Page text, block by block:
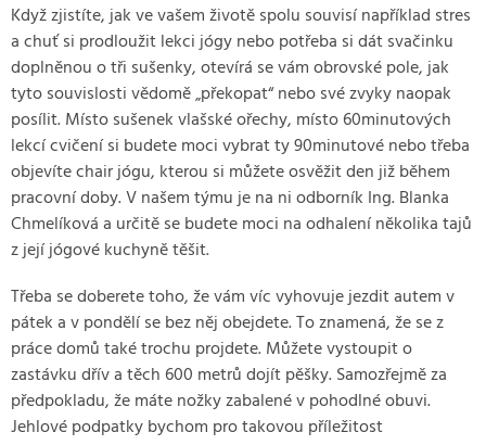
Když zjistíte, jak ve vašem životě spolu souvisí například stres
a chuť si prodloužit lekci jógy nebo potřeba si dát svačinku
doplněnou o tři sušenky, otevírá se vám obrovské pole, jak
tyto souvislosti vědomě „překopat“ nebo své zvyky naopak
posílit. Místo sušenek vlašské ořechy, místo 60minutových
lekcí cvičení si budete moci vybrat ty 90minutové nebo třeba
objevíte chair jógu, kterou si můžete osvěžit den již během
pracovní doby. V našem týmu je na ni odborník Ing. Blanka
Chmelíková a určitě se budete moci na odhalení několika tajů
z její jógové kuchyně těšit.
Třeba se doberete toho, že vám víc vyhovuje jezdit autem v
pátek a v pondělí se bez něj obejdete. To znamená, že se z
práce domů také trochu projdete. Můžete vystoupit o
zastávku dřív a těch 600 metrů dojít pěšky. Samozřejmě za
předpokladu, že máte nožky zabalené v pohodlné obuvi.
Jehlové podpatky bychom pro takovou příležitost